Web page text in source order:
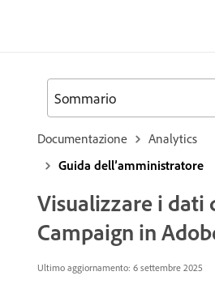
Documentazione
Analytics
Guida dell’amministratore
Visualizzare i dati
Campaign in
Ultimo aggiornamento: 6 settembre 2025
Sommario